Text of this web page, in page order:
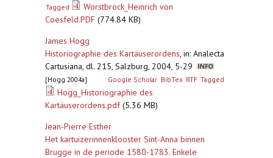
Tagged
Worstbrock_Heinrich von
Coesfeld.PDF (774.84 KB)
James Hogg
Historiographie des Kartäuserordens, in: Analecta
Cartusiana, dl. 215, Salzburg, 2004, 5-29
[Hogg 2004a] Google Scholar BibTex RTF Tagged
Hogg_Historiographie des
Kartäuserordens.pdf(5.36 MB)
Jean-Pierre Esther
Het kartuizerinnenklooster Sint-Anna binnen
Brugge in de periode 1580-1783. Enkele